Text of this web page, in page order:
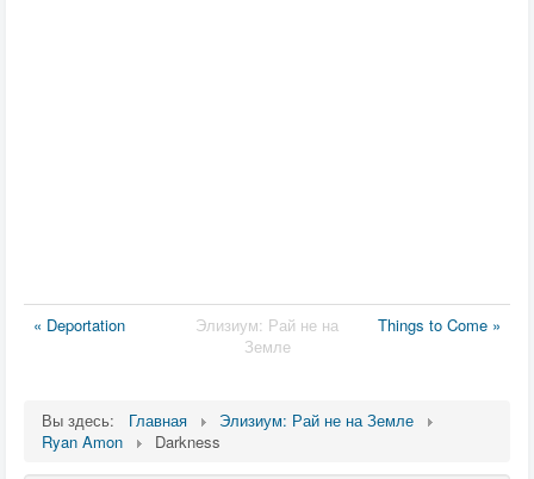
« Deportation
Элизиум: Рай не на
Земле
Things to Come »
Вы здесь: Главная
Элизиум: Рай не на Земле
Ryan Amon
Darkness